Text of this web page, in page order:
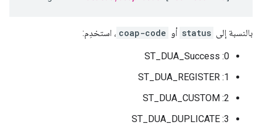
بالنسبة إلى status أو coap-code ، استخدِم:
0: ST_DUA_Success
1: ST_DUA_REGISTER
2: ST_DUA_CUSTOM
3: ST_DUA_DUPLICATE